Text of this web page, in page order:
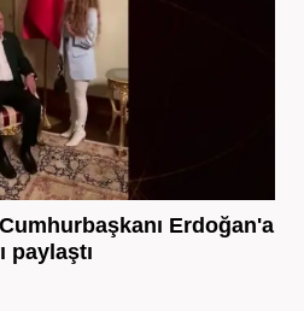
Cumhurbaşkanı Erdoğan'a
paylaştı